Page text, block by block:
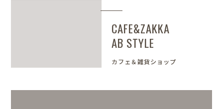
CAFE&ZAKKA
AB STYLE
カフェ＆雑貨ショップ